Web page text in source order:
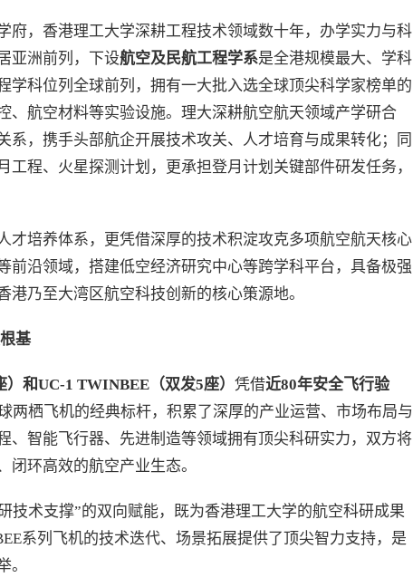
府，香港理工大学深耕工程技术领域数十年，办学实力与科
亚洲前列，下设航空及民航工程学系是全港规模最大、学科
学科位列全球前列，拥有一大批入选全球顶尖科学家榜单的
、航空材料等实验设施。理大深耕航空航天领域产学研合
系，携手头部航企开展技术攻关、人才培育与成果转化；同
程、火星探测计划，更承担登月计划关键部件研发任务，
才培养体系，更凭借深厚的技术积淀攻克多项航空航天核心
前沿领域，搭建低空经济研究中心等跨学科平台，具备极强
乃至大湾区航空科技创新的核心策源地。
基
）和UC-1 TWINBEE （双发5座） 凭借近80年安全飞行验
两栖飞机的经典标杆，积累了深厚的产业运营、市场布局与
、智能飞行器、先进制造等领域拥有顶尖科研实力，双方将
环高效的航空产业生态。
技术支撑”的双向赋能，既为香港理工大学的航空科研成果
系列飞机的技术迭代、场景拓展提供了顶尖智力支持，是
。